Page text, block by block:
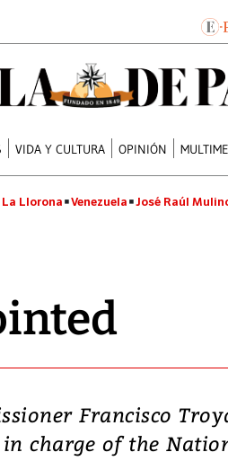
VIDA Y CULTURA OPINIÓN
La Llorona Venezuela José Raúl
Francisco
charge of the
Video, Japón: